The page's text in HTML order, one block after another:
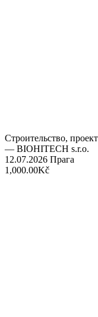
Строительство,
— BIOHITECH s.r.o.
12.07.2026 Прага
1,000.00Kč